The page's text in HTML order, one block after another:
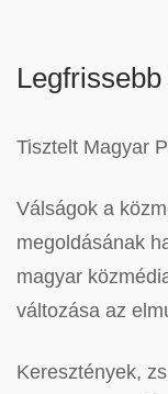
Tisztelt Magyar
Válságok a
megoldásának
magyar
változása az
Keresztények,